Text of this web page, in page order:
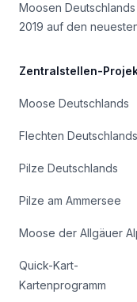
Moosen
2019 auf den
Zentralstellen-
Moose Deutschlands
Flechten Deutschlands
Pilze Deutschlands
Pilze am Ammersee
Moose der Allgäuer
Quick-Kart-
Kartenprogramm